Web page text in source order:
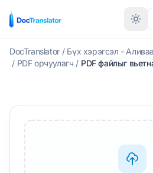
DocTranslator / Бүх хэрэгсэл -
/ PDF орчуулагч / PDF файлыг